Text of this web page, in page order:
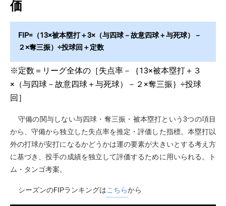
価
FIP=（13×被本塁打＋3×（与四球－故意四球＋与死球）－
２×奪三振）÷投球回＋定数
※定数＝リーグ全体の［失点率－｛13×被本塁打＋３
×（与四球－故意四球＋与死球）－２×奪三振｝÷投球
回］
守備の関与しない与四球・奪三振・被本塁打という3つの項目
から、守備から独立した失点率を推定・評価した指標。本塁打以
外の打球が安打になるかどうかは運の要素が大きいとする考え方
に基づき、投手の成績を独立して評価するために用いられる。ト
ム・タンゴ考案。
シーズンのFIPランキングはこちらから